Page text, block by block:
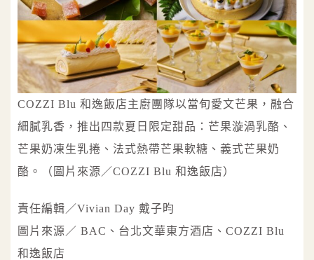
COZZI Blu 和逸飯店主廚團隊以當旬愛文芒果，融合
細膩乳香，推出四款夏日限定甜品：芒果漩渦乳酪、
芒果奶凍生乳捲、法式熱帶芒果軟糖、義式芒果奶
酪。（圖片來源／COZZI Blu 和逸飯店）
責任編輯／Vivian Day 戴子昀
圖片來源／ BAC、台北文華東方酒店、COZZI Blu
和逸飯店